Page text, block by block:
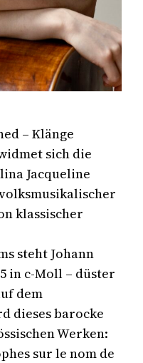
– Klänge
sich die
Jacqueline
klassischer
steht Johann
in c-Moll – düster
dem
dieses barocke
Werken:
sur le nom de